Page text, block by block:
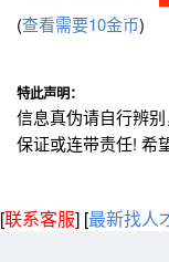
(查看需要10金币)
特此声明：
信息真伪请自行辨
保证或连带责任! 希
[联系客服] [最新找人